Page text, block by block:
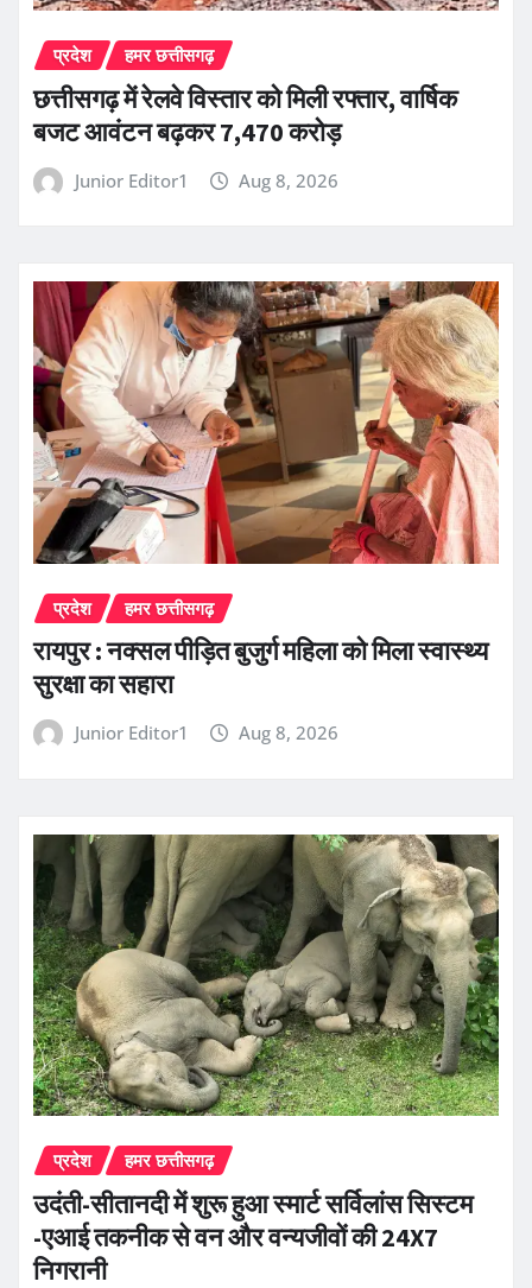
प्रदेश हमर छत्तीसगढ़
छत्तीसगढ़ में रेलवे विस्तार को मिली रफ्तार, वार्षिक
बजट आवंटन बढ़कर 7,470 करोड़
Junior Editor1 Aug 8, 2026
प्रदेश हमर छत्तीसगढ़
रायपुर : नक्सल पीड़ित बुजुर्ग महिला को मिला स्वास्थ्य
सुरक्षा का सहारा
Junior Editor1 Aug 8, 2026
प्रदेश हमर छत्तीसगढ़
उदंती-सीतानदी में शुरू हुआ स्मार्ट सर्विलांस सिस्टम
-एआई तकनीक से वन और वन्यजीवों की 24X7
निगरानी